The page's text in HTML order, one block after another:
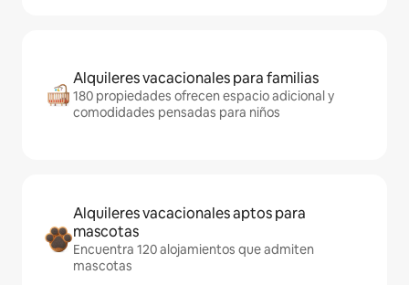
Alquileres vacacionales para familias
180 propiedades ofrecen espacio adicional y
comodidades pensadas para niños
Alquileres vacacionales aptos para
mascotas
Encuentra 120 alojamientos que admiten
mascotas